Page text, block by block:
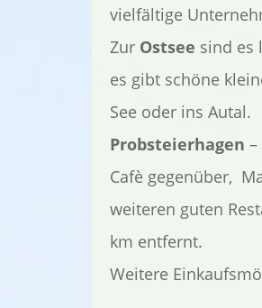
vielfältige
Zur Ostsee sind es
es gibt schöne
See oder ins Autal.
Probsteierhagen
Cafè gegenüber,
weiteren guten
km entfernt.
Weitere